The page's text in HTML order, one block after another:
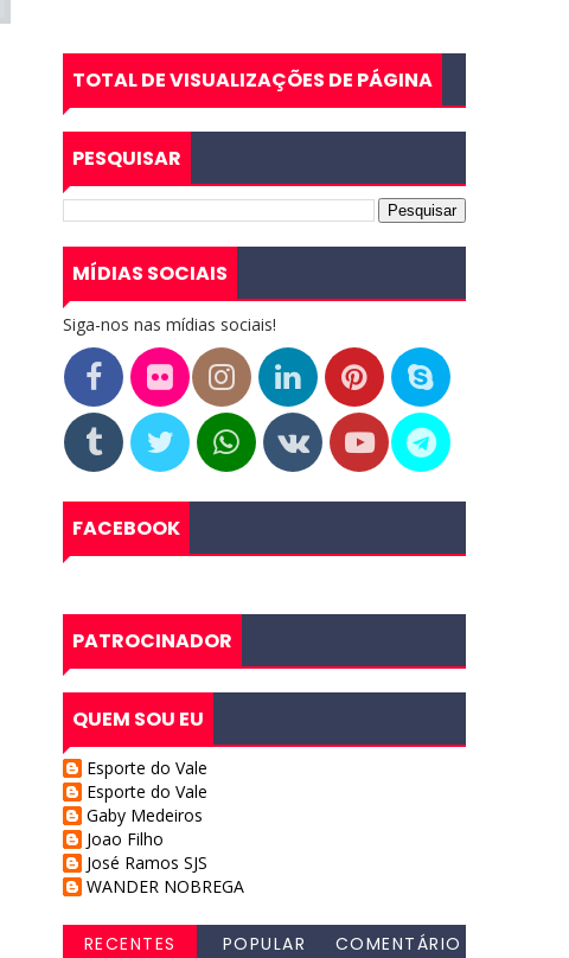
TOTAL DE VISUALIZAÇÕES DE PÁGINA
PESQUISAR
MÍDIAS SOCIAIS
Siga-nos nas mídias sociais!
FACEBOOK
PATROCINADOR
QUEM SOU EU
Esporte do Vale
Esporte do Vale
Gaby Medeiros
Joao Filho
José Ramos SJS
WANDER NOBREGA
RECENTES POPULAR
COMENTÁRIO